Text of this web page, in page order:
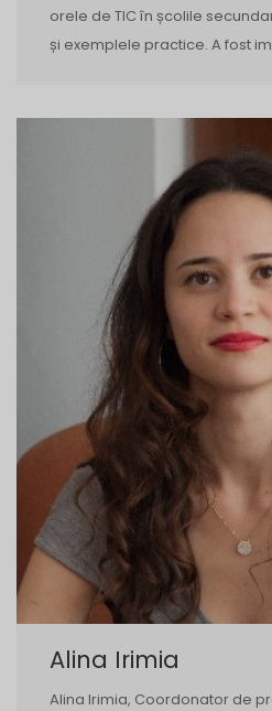
orele de TIC în școlile
și exemplele practice. A fost
Alina Irimia
Alina Irimia, Coordonator de